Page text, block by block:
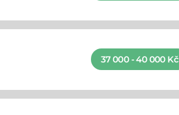
37 000 - 40 000 Kč